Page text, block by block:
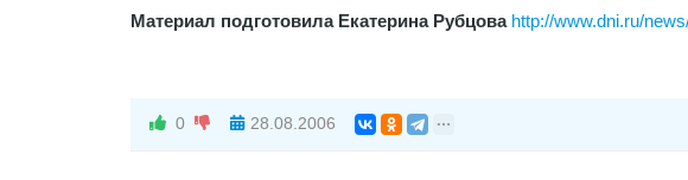
Материал подготовила Екатерина Рубцова http://www.dni.ru/
0 28.08.2006